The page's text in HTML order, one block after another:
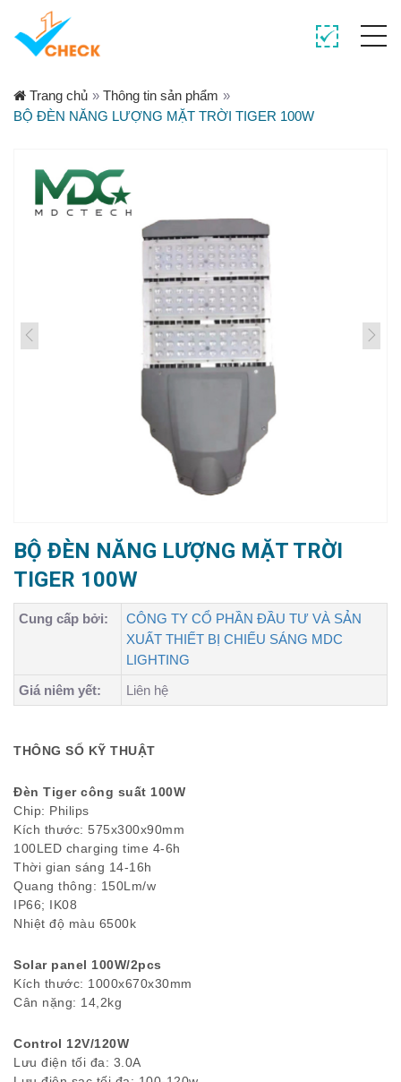
Trang chủ » Thông tin sản phẩm »
BỘ ĐÈN NĂNG LƯỢNG MẶT TRỜI TIGER 100W
BỘ ĐÈN NĂNG LƯỢNG MẶT TRỜI
TIGER 100W
Cung cấp bởi:
CÔNG TY CỔ PHẦN ĐẦU TƯ VÀ SẢN
XUẤT THIẾT BỊ CHIẾU SÁNG MDC
LIGHTING
Giá niêm yết:
Liên hệ
THÔNG SỐ KỸ THUẬT
Đèn Tiger công suất 100W
Chip: Philips
Kích thước: 575x300x90mm
100LED charging time 4-6h
Thời gian sáng 14-16h
Quang thông: 150Lm/w
IP66; IK08
Nhiệt độ màu 6500k
Solar panel 100W/2pcs
Kích thước: 1000x670x30mm
Cân nặng: 14,2kg
Control 12V/120W
Lưu điện tối đa: 3.0A